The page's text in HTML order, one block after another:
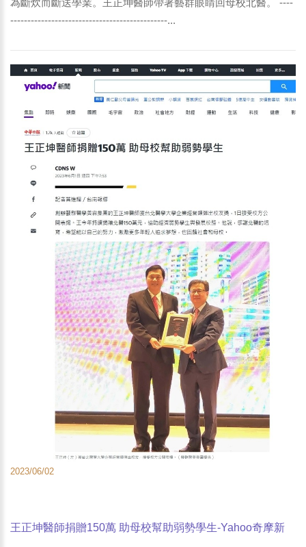
----------------------------------------------...
2023/06/02
王正坤醫師捐贈150萬 助母校幫助弱勢學生-Yahoo奇摩新